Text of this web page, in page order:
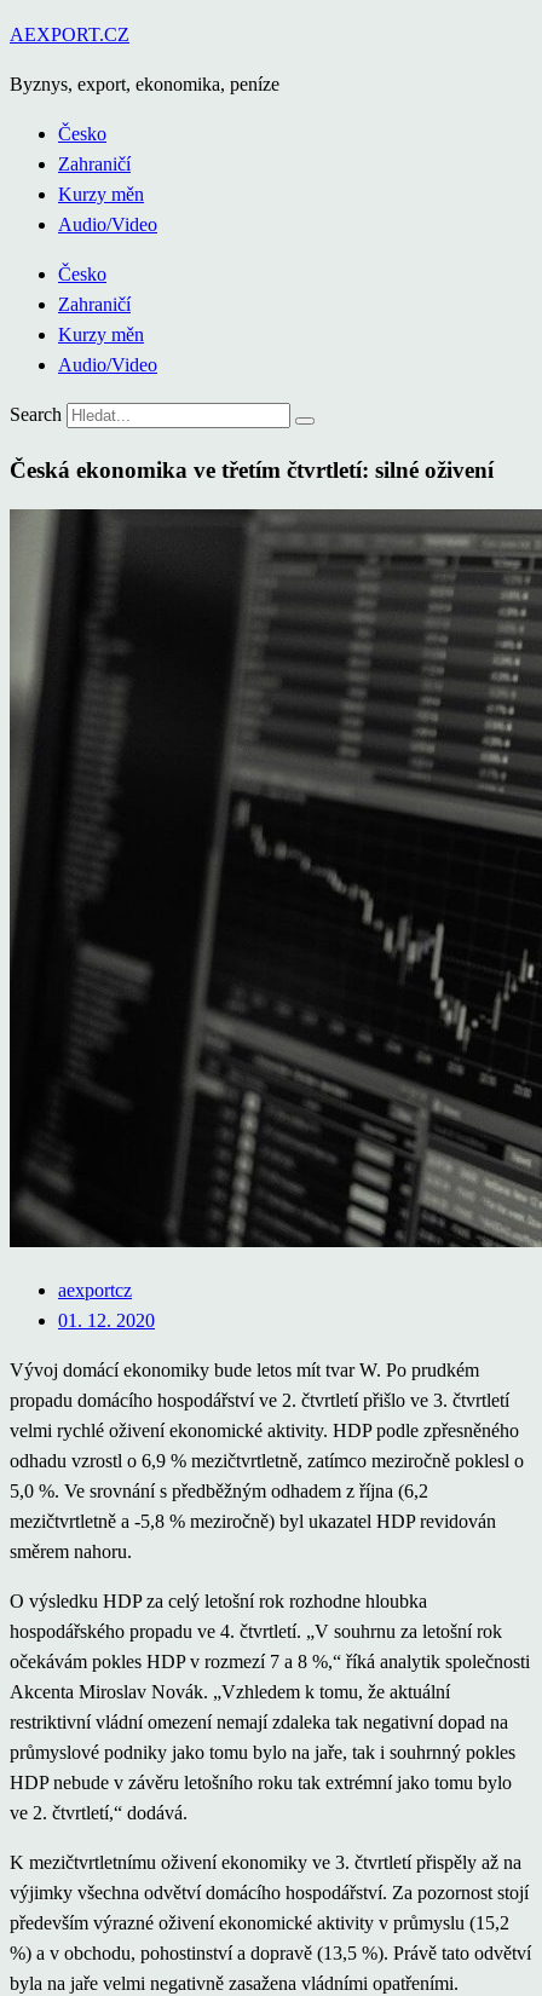
Přejít
obsahu
AEXPORT.CZ
Byznys, export, ekonomika, peníze
Česko
Zahraničí
Kurzy měn
Audio/Video
Česko
Zahraničí
Kurzy měn
Audio/Video
Search
Česká ekonomika ve třetím čtvrtletí: silné oživení
aexportcz
01. 12. 2020
Vývoj domácí ekonomiky bude letos mít tvar W. Po prudkém
propadu domácího hospodářství ve 2. čtvrtletí přišlo ve 3. čtvrtletí
velmi rychlé oživení ekonomické aktivity. HDP podle zpřesněného
odhadu vzrostl o 6,9 % mezičtvrtletně, zatímco meziročně poklesl o
5,0 %. Ve srovnání s předběžným odhadem z října (6,2
mezičtvrtletně a -5,8 % meziročně) byl ukazatel HDP revidován
směrem nahoru.
O výsledku HDP za celý letošní rok rozhodne hloubka
hospodářského propadu ve 4. čtvrtletí. „V souhrnu za letošní rok
očekávám pokles HDP v rozmezí 7 a 8 %,“ říká analytik společnosti
Akcenta Miroslav Novák. „Vzhledem k tomu, že aktuální
restriktivní vládní omezení nemají zdaleka tak negativní dopad na
průmyslové podniky jako tomu bylo na jaře, tak i souhrnný pokles
HDP nebude v závěru letošního roku tak extrémní jako tomu bylo
ve 2. čtvrtletí,“ dodává.
K mezičtvrtletnímu oživení ekonomiky ve 3. čtvrtletí přispěly až na
výjimky všechna odvětví domácího hospodářství. Za pozornost stojí
především výrazné oživení ekonomické aktivity v průmyslu (15,2
%) a v obchodu, pohostinství a dopravě (13,5 %). Právě tato odvětví
byla na jaře velmi negativně zasažena vládními opatřeními.